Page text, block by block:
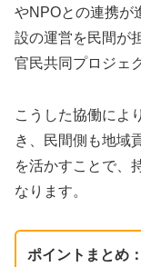
やNPOとの連携が
設の運営を民間が
官民共同プロジェ
こうした協働によ
き、民間側も地域
を活かすことで、
なります。
ポイントまとめ：